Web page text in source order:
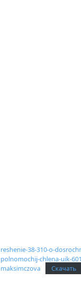
reshenie-38-310-o-
polnomochij-chlena-uik-
maksimczova
Скачать